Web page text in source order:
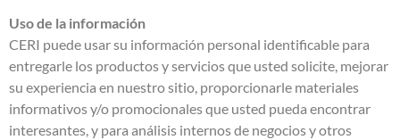
Uso de la información
CERI puede usar su información personal identificable para
entregarle los productos y servicios que usted solicite, mejorar
su experiencia en nuestro sitio, proporcionarle materiales
informativos y/o promocionales que usted pueda encontrar
interesantes, y para análisis internos de negocios y otros